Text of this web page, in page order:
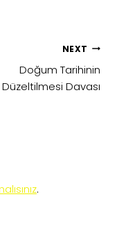
NEXT
Doğum Tarihinin
Düzeltilmesi Davası
.